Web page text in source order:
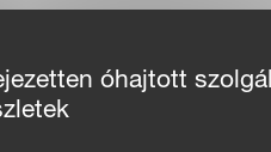
óhajtott